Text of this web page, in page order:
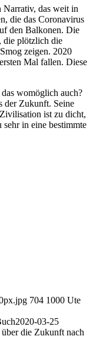
Narrativ, das weit in
die das Coronavirus
den Balkonen. Die
die plötzlich die
zeigen. 2020
Mal fallen. Diese
womöglich auch?
der Zukunft. Seine
ist zu dicht,
in eine bestimmte
704 1000 Ute
2020-03-25
die Zukunft nach